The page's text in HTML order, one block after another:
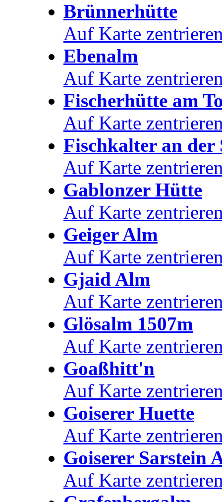
Brünnerhütte
Auf Karte
Ebenalm
Auf Karte
Fischerhütte am
Auf Karte
Fischkalter an der
Auf Karte
Gablonzer Hütte
Auf Karte
Geiger Alm
Auf Karte
Gjaid Alm
Auf Karte
Glösalm 1507m
Auf Karte
Goaßhitt'n
Auf Karte
Goiserer Huette
Auf Karte
Goiserer Sarstein
Auf Karte